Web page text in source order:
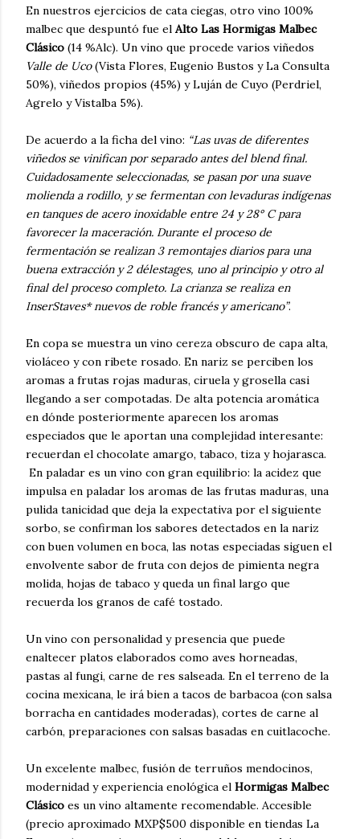
En nuestros ejercicios de cata ciegas, otro vino 100%
malbec que despuntó fue el Alto Las Hormigas Malbec
Clásico (14 %Alc). Un vino que procede varios viñedos
Valle de Uco(Vista Flores, Eugenio Bustos y La Consulta
50%), viñedos propios (45%) y Luján de Cuyo (Perdriel,
Agrelo y Vistalba 5%).
De acuerdo a la ficha del vino: “Las uvas de diferentes
viñedos se vinifican por separado antes del blend final.
Cuidadosamente seleccionadas, se pasan por una suave
molienda a rodillo, y se fermentan con levaduras indígenas
en tanques de acero inoxidable entre 24 y 28° C para
favorecerla maceración. Durante el proceso de
fermentación se realizan 3 remontajes diarios para una
buena extracción y 2 délestages, uno al principio y otro al
final del proceso completo. La crianza se realiza en
InserStaves* nuevos de roble francés y americano”.
En copa se muestra un vino cereza obscuro de capa alta,
violáceo y con ribete rosado. En nariz se perciben los
aromas a frutas rojas maduras, ciruela y grosella casi
llegando a ser compotadas. De alta potencia aromática
en dónde posteriormente aparecen los aromas
especiados que le aportan una complejidad interesante:
recuerdan el chocolate amargo, tabaco, tiza y hojarasca.
En paladar es un vino con gran equilibrio: la acidez que
impulsa en paladar los aromas de las frutas maduras, una
pulida tanicidad que deja la expectativa por el siguiente
sorbo, se confirman los sabores detectados en la nariz
con buen volumen en boca, las notas especiadas siguen el
envolvente sabor de fruta con dejos de pimienta negra
molida, hojas de tabaco y queda un final largo que
recuerda los granos de café tostado.
Un vino con personalidad y presencia que puede
enaltecer platos elaborados como aves horneadas,
pastas al fungi, carne de res salseada. En el terreno de la
cocina mexicana, le irá bien a tacos de barbacoa (con salsa
borracha en cantidades moderadas), cortes de carne al
carbón, preparaciones con salsas basadas en cuitlacoche.
Un excelente malbec, fusión de terruños mendocinos,
modernidad y experiencia enológica el Hormigas Malbec
Clásico es un vino altamente recomendable. Accesible
(precio aproximado MXP$500 disponible en tiendas La